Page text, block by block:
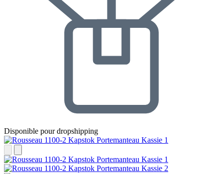
Disponible pour dropshipping